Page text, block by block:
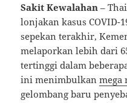
Sakit Kewalahan –
lonjakan kasus COVID-
sepekan terakhir,
melaporkan lebih dari
tertinggi dalam
ini menimbulkanmega
gelombang baru